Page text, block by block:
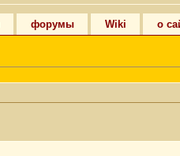
форумы Wiki о